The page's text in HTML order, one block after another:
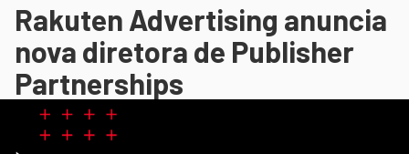
Rakuten Advertising anuncia
nova diretora de Publisher
Partnerships